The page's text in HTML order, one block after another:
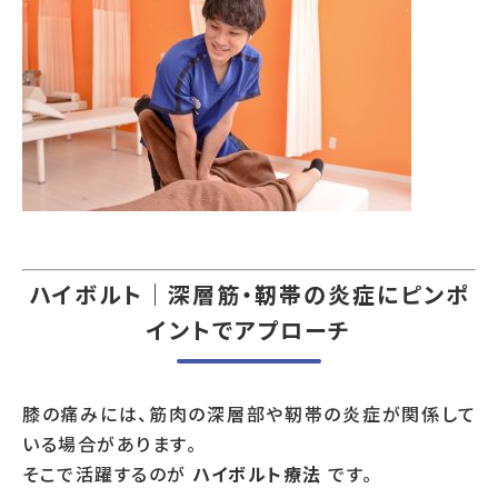
ハイボルト｜深層筋・靭帯の炎症にピンポ
イントでアプローチ
膝の痛みには、筋肉の深層部や靭帯の炎症が関係して
いる場合があります。
そこで活躍するのが ハイボルト療法 です。